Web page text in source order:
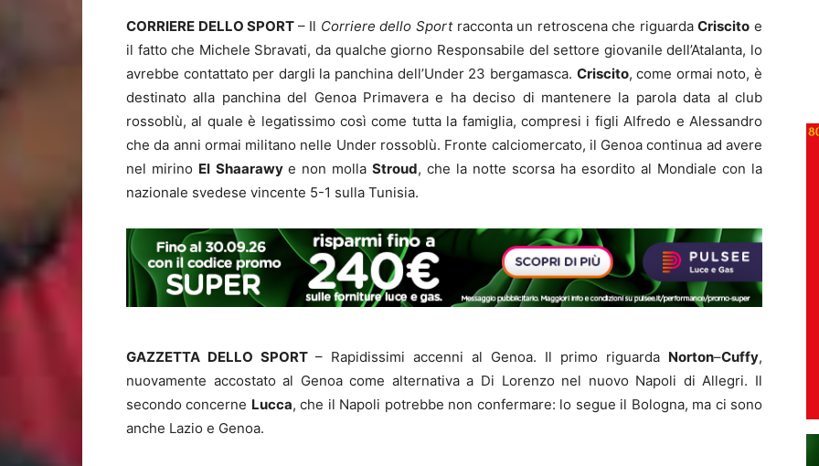
CORRIERE DELLO SPORT – Il Corriere dello Sportracconta un retroscena che riguardaCriscito e
il fatto che Michele Sbravati, da qualche giorno Responsabile del settore giovanile dell’Atalanta, lo
avrebbe contattato per dargli la panchina dell’Under 23 bergamasca. Criscito, come ormai noto, è
destinato alla panchina del Genoa Primavera e ha deciso di mantenere la parola data al club
rossoblù, al quale è legatissimo così come tutta la famiglia, compresi i figli Alfredo e Alessandro
che da anni ormai militano nelle Under rossoblù. Fronte calciomercato, il Genoa continua ad avere
nel mirino El Shaarawy e non molla Stroud, che la notte scorsa ha esordito al Mondiale con la
nazionale svedese vincente 5-1 sulla Tunisia.
GAZZETTA DELLO SPORT – Rapidissimi accenni al Genoa. Il primo riguarda Norton–Cuffy,
nuovamente accostato al Genoa come alternativa a Di Lorenzo nel nuovo Napoli di Allegri. Il
secondo concerne Lucca, che il Napoli potrebbe non confermare: lo segue il Bologna, ma ci sono
anche Lazio e Genoa.